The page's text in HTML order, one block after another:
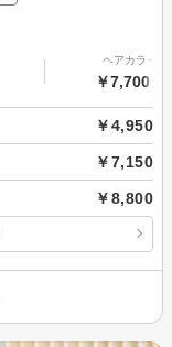
ヘアカラー
￥7,700～
￥4,950
￥7,150
￥8,800